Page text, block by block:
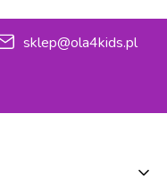
sklep@ola4kids.pl